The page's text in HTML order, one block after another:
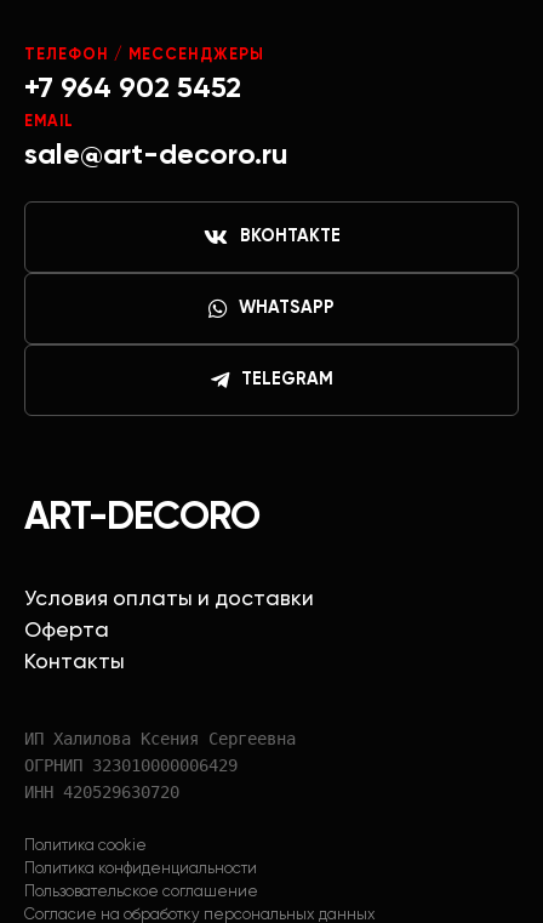
ART-DECORO
Условия оплаты и доставки
Оферта
Контакты
ИП Халилова Ксения Сергеевна
ОГРНИП 323010000006429
ИНН 420529630720
Политика cookie
Политика конфиденциальности
Пользовательское соглашение
Согласие на обработку персональных данных
ТЕЛЕФОН / МЕССЕНДЖЕРЫ
+7 964 902 5452
EMAIL
sale@art-decoro.ru
ВКОНТАКТЕ
WHATSAPP
TELEGRAM